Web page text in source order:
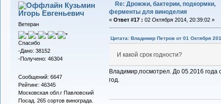
Кузьмин
Игорь Евгеньевич
Ветеран
Спасибо
-Дано: 38152
-Получено: 46304
Сообщений: 6647
Рейтинг: 46345
Московская обл.г Павловский
Посад. 265 сортов винограда.
Re: Дрожжи, бактерии, подкормки,
ферменты для виноделия
« Ответ #17 : 02 Октября 2014, 20:39:02 »
Цитата: Владимир Петров от 01 Октября
И какой срок годности?
Владимир,посмотрел. До 05.2016 года
год.